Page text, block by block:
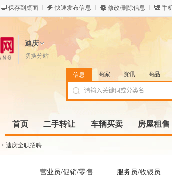
保存到桌面 快速发布信息 修改/删除信息 手
迪庆
切换分站
信息 商家 资讯 商品
首页 二手转让 车辆买卖 房屋租售
> 迪庆全职招聘
营业员/促销/零售 服务员/收银员